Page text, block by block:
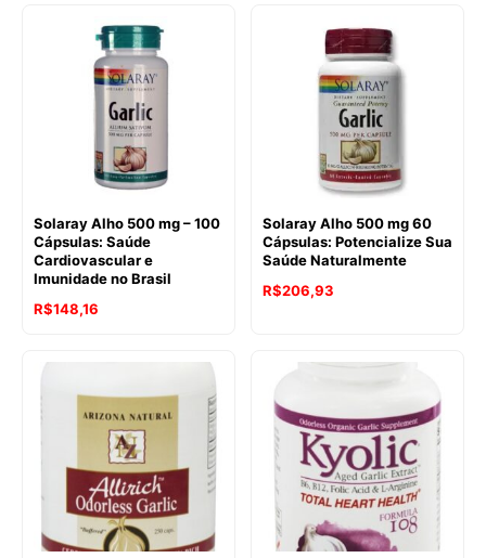
Solaray Alho 500 mg – 100
Cápsulas: Saúde
Cardiovascular e
Imunidade no Brasil
R$148,16
Solaray Alho 500 mg 60
Cápsulas: Potencialize Sua
Saúde Naturalmente
R$206,93